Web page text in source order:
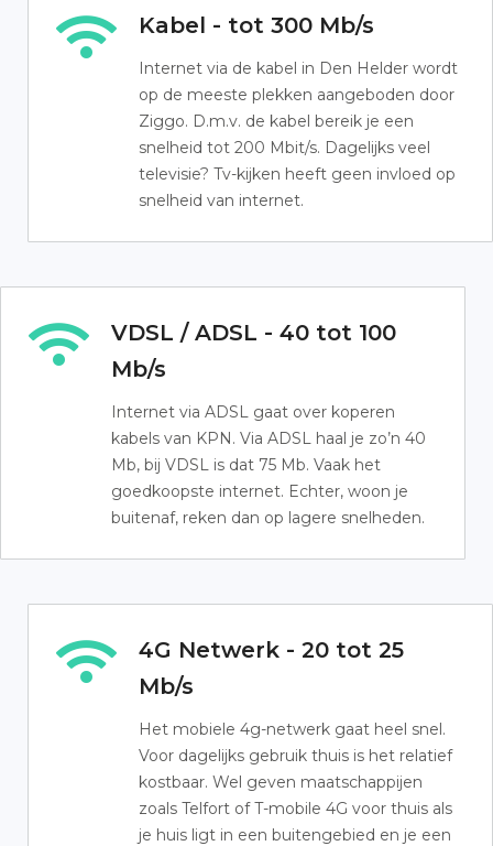
Kabel - tot 300 Mb/s
Internet via de kabel in Den Helder wordt
op de meeste plekken aangeboden door
Ziggo. D.m.v. de kabel bereik je een
snelheid tot 200 Mbit/s. Dagelijks veel
televisie? Tv-kijken heeft geen invloed op
snelheid van internet.
VDSL / ADSL - 40 tot 100
Mb/s
Internet via ADSL gaat over koperen
kabels van KPN. Via ADSL haal je zo’n 40
Mb, bij VDSL is dat 75 Mb. Vaak het
goedkoopste internet. Echter, woon je
buitenaf, reken dan op lagere snelheden.
4G Netwerk - 20 tot 25
Mb/s
Het mobiele 4g-netwerk gaat heel snel.
Voor dagelijks gebruik thuis is het relatief
kostbaar. Wel geven maatschappijen
zoals Telfort of T-mobile 4G voor thuis als
je huis ligt in een buitengebied en je een